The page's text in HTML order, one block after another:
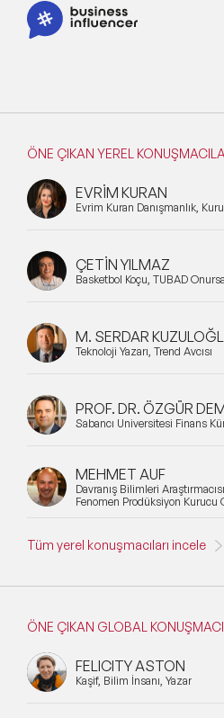
ÖNE ÇIKAN YEREL
EVRİM KURAN
Evrim Kuran Danışmanlık,
ÇETİN YILMAZ
Basketbol Koçu, TÜBAD
M. SERDAR
Teknoloji Yazarı, Trend Avcısı
PROF. DR. ÖZGÜR
Sabancı Üniversitesi Finans
MEHMET AUF
Davranış Bilimleri
Fenomen Prodüksiyon Kurucu
Tüm yerel konuşmacıları incele
ÖNE ÇIKAN GLOBAL
FELICITY ASTON
Kaşif, Bilim İnsanı, Yazar